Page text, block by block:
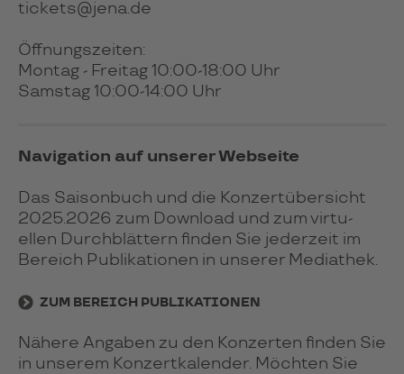
tickets@jena.de
Öffnungszeiten:
Montag - Freitag 10:00-18:00 Uhr
Samstag 10:00-14:00 Uhr
Navigation auf unserer Webseite
Das Sai­son­buch und die Kon­zert­über­sicht
2025.2026 zum Down­load und zum virtu­
ellen Durch­blät­tern fin­den Sie jeder­zeit im
Bereich Publi­ka­tio­nen in unse­rer Media­thek.
ZUM BEREICH PUBLIKATIONEN
Nähere Anga­ben zu den Kon­zer­ten fin­den Sie
in unse­rem Kon­zert­ka­len­der. Möch­ten Sie